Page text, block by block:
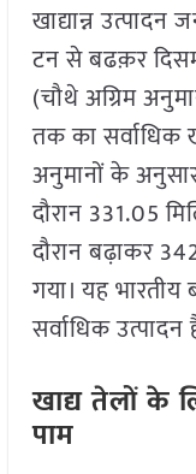
खाद्यान्न
टन से बढक़र
(चौथे अग्रिम
तक का सर्वाधिक
अनुमानों के
दौरान 331.05
दौरान बढ़ाकर
गया। यह
सर्वाधिक उत्पादन
खाद्य तेलों के
पाम